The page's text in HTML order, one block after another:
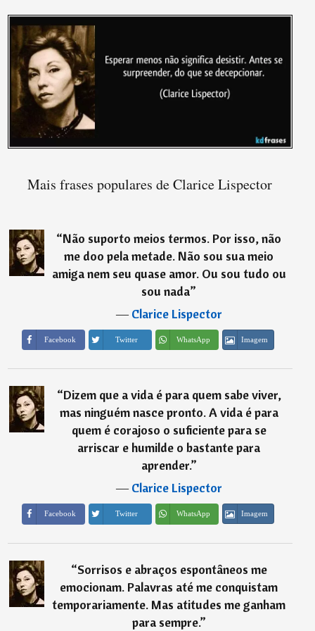
Mais frases populares de Clarice Lispector
“Não suporto meios termos. Por isso, não
me doo pela metade. Não sou sua meio
amiga nem seu quase amor. Ou sou tudo ou
sou nada”
―Clarice Lispector
Facebook Twitter WhatsApp Imagem
“Dizem que a vida é para quem sabe viver,
mas ninguém nasce pronto. A vida é para
quem é corajoso o suficiente para se
arriscar e humilde o bastante para
aprender.”
―Clarice Lispector
Facebook Twitter WhatsApp Imagem
“Sorrisos e abraços espontâneos me
emocionam. Palavras até me conquistam
temporariamente. Mas atitudes me ganham
para sempre.”